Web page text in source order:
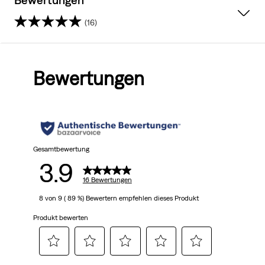
(16)
Bewertungen
Bewertungen
Gesamtbewertung
3.9 16 Bewertungen
8 von 9 ( 89 %) Bewertern empfehlen dieses Produkt
Produkt bewerten